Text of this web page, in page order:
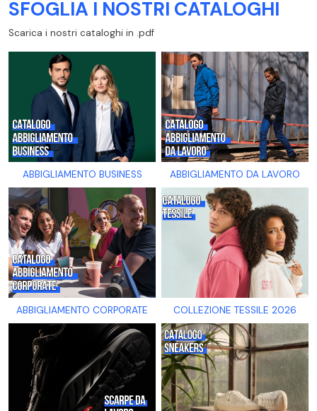
SFOGLIA I NOSTRI CATALOGHI
Scarica i nostri cataloghi in .pdf
ABBIGLIAMENTO BUSINESS ABBIGLIAMENTO DA LAVORO
ABBIGLIAMENTO CORPORATE COLLEZIONE TESSILE 2026